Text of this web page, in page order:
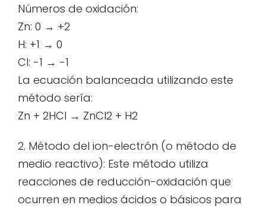
Números de oxidación:
Zn: 0 → +2
H: +1 → 0
Cl: -1 → -1
La ecuación balanceada utilizando este
método sería:
Zn + 2HCl → ZnCl2 + H2
2. Método del ion-electrón (o método de
medio reactivo): Este método utiliza
reacciones de reducción-oxidación que
ocurren en medios ácidos o básicos para